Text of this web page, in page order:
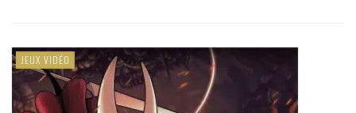
JEUX VIDÉO